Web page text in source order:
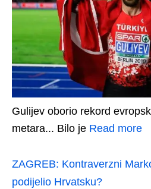
Gulijev oborio rekord
metara... Bilo je Read more
ZAGREB: Kontraverzni
podijelio Hrvatsku?